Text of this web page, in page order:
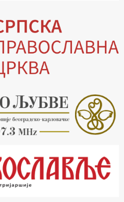
и трибине
и трибине